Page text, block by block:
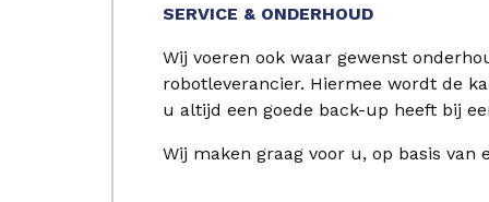
SERVICE & ONDERHOUD
Wij voeren ook waar gewenst
robotleverancier. Hiermee wordt de
u altijd een goede back-up heeft bij
Wij maken graag voor u, op basis